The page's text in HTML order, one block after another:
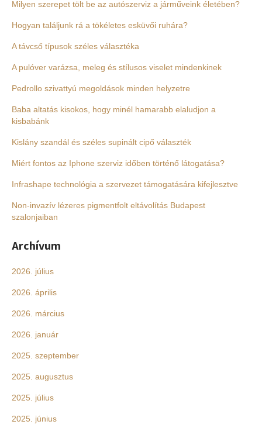
Milyen szerepet tölt be az autószerviz a járműveink életében?
Hogyan találjunk rá a tökéletes esküvői ruhára?
A távcső típusok széles választéka
A pulóver varázsa, meleg és stílusos viselet mindenkinek
Pedrollo szivattyú megoldások minden helyzetre
Baba altatás kisokos, hogy minél hamarabb elaludjon a
kisbabánk
Kislány szandál és széles supinált cipő választék
Miért fontos az Iphone szerviz időben történő látogatása?
Infrashape technológia a szervezet támogatására kifejlesztve
Non-invazív lézeres pigmentfolt eltávolítás Budapest
szalonjaiban
Archívum
2026. július
2026. április
2026. március
2026. január
2025. szeptember
2025. augusztus
2025. július
2025. június